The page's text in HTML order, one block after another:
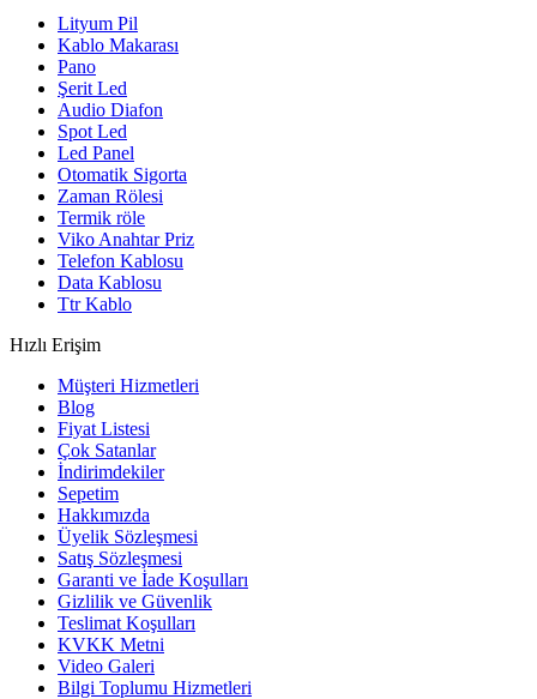
Lityum Pil
Kablo Makarası
Pano
Şerit Led
Audio Diafon
Spot Led
Led Panel
Otomatik Sigorta
Zaman Rölesi
Termik röle
Viko Anahtar Priz
Telefon Kablosu
Data Kablosu
Ttr Kablo
Hızlı Erişim
Müşteri Hizmetleri
Blog
Fiyat Listesi
Çok Satanlar
İndirimdekiler
Sepetim
Hakkımızda
Üyelik Sözleşmesi
Satış Sözleşmesi
Garanti ve İade Koşulları
Gizlilik ve Güvenlik
Teslimat Koşulları
KVKK Metni
Video Galeri
Bilgi Toplumu Hizmetleri